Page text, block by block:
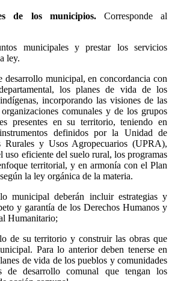
de los municipios. Corresponde al
municipales y prestar los servicios
ley.
desarrollo municipal, en concordancia con
los planes de vida de los
incorporando las visiones de las
comunales y de los grupos
presentes en su territorio, teniendo en
definidos por la Unidad de
Rurales y Usos Agropecuarios (UPRA),
uso eficiente del suelo rural, los programas
territorial, y en armonía con el Plan
la ley orgánica de la materia.
municipal deberán incluir estrategias y
y garantía de los Derechos Humanos y
Humanitario;
de su territorio y construir las obras que
Para lo anterior deben tenerse en
de vida de los pueblos y comunidades
de desarrollo comunal que tengan los